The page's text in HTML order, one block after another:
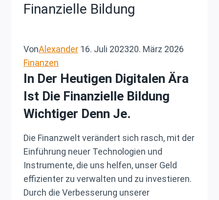
Finanzielle Bildung
VonAlexander 16. Juli 202320. März 2026
Finanzen
In Der Heutigen Digitalen Ära
Ist Die Finanzielle Bildung
Wichtiger Denn Je.
Die Finanzwelt verändert sich rasch, mit der
Einführung neuer Technologien und
Instrumente, die uns helfen, unser Geld
effizienter zu verwalten und zu investieren.
Durch die Verbesserung unserer